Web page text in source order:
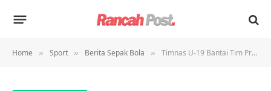
Home » Sport » Berita Sepak Bola » Timnas U-19 Bantai Tim Pra-PON Aceh